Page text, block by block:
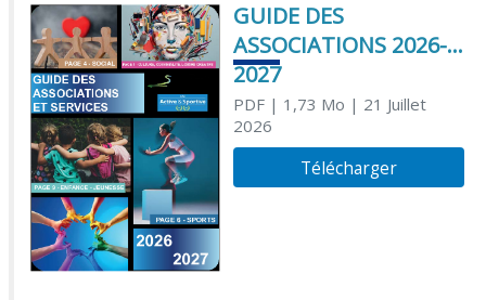
GUIDE DES
ASSOCIATIONS 2026-
2027
PDF| 1,73 Mo | 21 Juillet
2026
Télécharger